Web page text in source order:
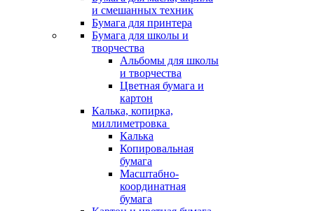
и смешанных техник
Бумага для принтера
Бумага для школы и
творчества
Альбомы для школы
и творчества
Цветная бумага и
картон
Калька, копирка,
миллиметровка
Калька
Копировальная
бумага
Масштабно-
координатная
бумага